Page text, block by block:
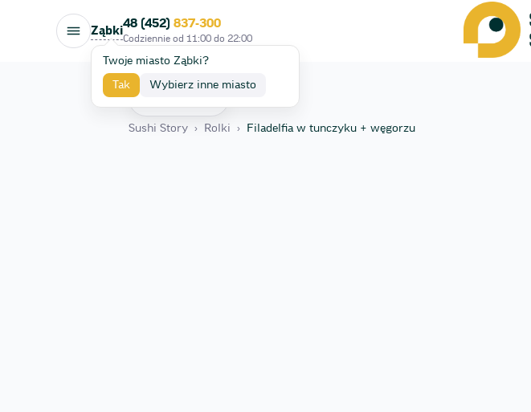
Ząbki
Twoje miasto Ząbki?
Tak Wybierz inne miasto
48 (452) 837-300
Codziennie od 11:00 do 22:00
Sushi Story › Rolki › Filadelfia w tunczyku + węgorzu